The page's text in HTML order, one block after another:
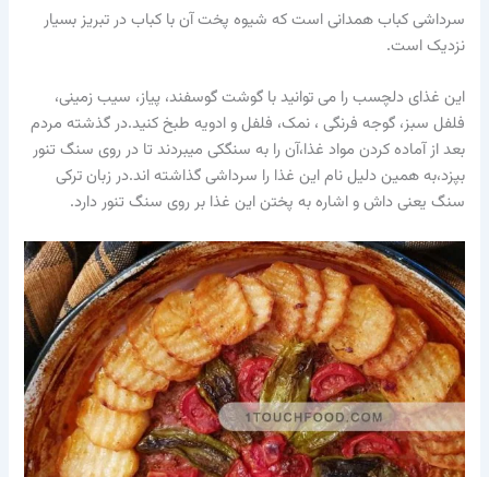
سرداشی کباب همدانی است که شیوه پخت آن با کباب در تبریز بسیار
نزدیک است.
این غذای دلچسب را می توانید با گوشت گوسفند، پیاز، سیب زمینی،
فلفل سبز، گوجه فرنگی ، نمک، فلفل و ادویه طبخ کنید.در گذشته مردم
بعد از آماده کردن مواد غذا،آن را به سنگکی میبردند تا در روی سنگ تنور
بپزد،به همین دلیل نام این غذا را سرداشی گذاشته اند.در زبان ترکی
سنگ یعنی داش و اشاره به پختن این غذا بر روی سنگ تنور دارد.